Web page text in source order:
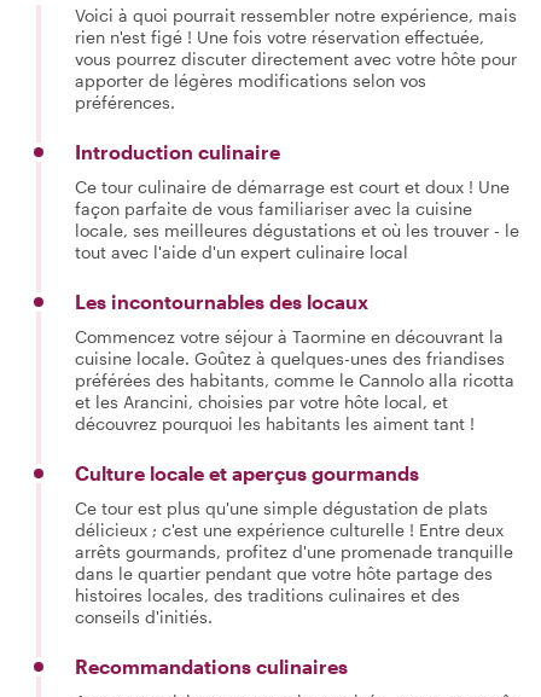
Voici à quoi pourrait ressembler notre expérience, mais
rien n'est figé ! Une fois votre réservation effectuée,
vous pourrez discuter directement avec votre hôte pour
apporter de légères modifications selon vos
préférences.
Introduction culinaire
Ce tour culinaire de démarrage est court et doux ! Une
façon parfaite de vous familiariser avec la cuisine
locale, ses meilleures dégustations et où les trouver - le
tout avec l'aide d'un expert culinaire local
Les incontournables des locaux
Commencez votre séjour à Taormine en découvrant la
cuisine locale. Goûtez à quelques-unes des friandises
préférées des habitants, comme le Cannolo alla ricotta
et les Arancini, choisies par votre hôte local, et
découvrez pourquoi les habitants les aiment tant !
Culture locale et aperçus gourmands
Ce tour est plus qu'une simple dégustation de plats
délicieux ; c'est une expérience culturelle ! Entre deux
arrêts gourmands, profitez d'une promenade tranquille
dans le quartier pendant que votre hôte partage des
histoires locales, des traditions culinaires et des
conseils d'initiés.
Recommandations culinaires